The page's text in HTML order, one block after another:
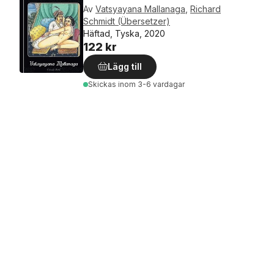
Av Vatsyayana Mallanaga Richard
Schmidt (Übersetzer)
Häftad, Tyska, 2020
122 kr
Lägg till
Skickas inom 3-6 vardagar